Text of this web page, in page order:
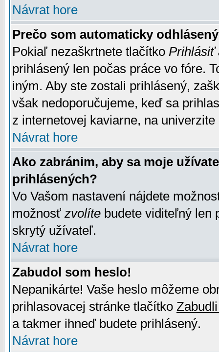
Návrat hore
Prečo som automaticky
Pokiaľ nezaškrtnete tlačítko Prihlásiť
prihlásený len počas práce vo fóre.
iným. Aby ste zostali prihlásený,
však nedoporučujeme, keď sa
z internetovej kaviarne, na univerzite
Návrat hore
Ako zabránim, aby sa moje
prihlásených?
Vo Vašom nastavení nájdete
možnosť zvolíte budete viditeľný len
skrytý užívateľ.
Návrat hore
Zabudol som heslo!
Nepanikárte! Vaše heslo môžeme
prihlasovacej stránke tlačítko
a takmer ihneď budete prihlásený.
Návrat hore